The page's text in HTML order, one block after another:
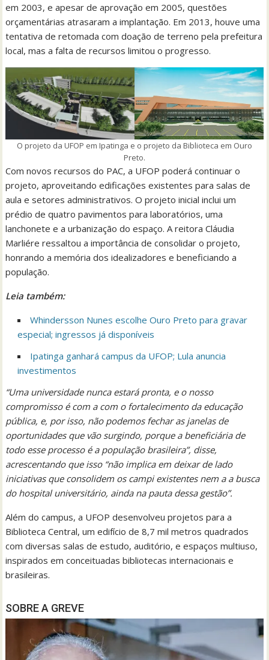
em 2003, e apesar de aprovação em 2005, questões
orçamentárias atrasaram a implantação. Em 2013, houve uma
tentativa de retomada com doação de terreno pela prefeitura
local, mas a falta de recursos limitou o progresso.
O projeto da UFOP em Ipatinga e o projeto da Biblioteca em Ouro
Preto.
Com novos recursos do PAC, a UFOP poderá continuar o
projeto, aproveitando edificações existentes para salas de
aula e setores administrativos. O projeto inicial inclui um
prédio de quatro pavimentos para laboratórios, uma
lanchonete e a urbanização do espaço. A reitora Cláudia
Marliére ressaltou a importância de consolidar o projeto,
honrando a memória dos idealizadores e beneficiando a
população.
Leia também:
Whindersson Nunes escolhe Ouro Preto para gravar
especial; ingressos já disponíveis
Ipatinga ganhará campus da UFOP; Lula anuncia
investimentos
“Uma universidade nunca estará pronta, e o nosso
compromisso é com a com o fortalecimento da educação
pública, e, por isso, não podemos fechar as janelas de
oportunidades que vão surgindo, porque a beneficiária de
todo esse processo é a população brasileira”, disse,
acrescentando que isso “não implica em deixar de lado
iniciativas que consolidem os campi existentes nem a a busca
do hospital universitário, ainda na pauta dessa gestão”.
Além do campus, a UFOP desenvolveu projetos para a
Biblioteca Central, um edifício de 8,7 mil metros quadrados
com diversas salas de estudo, auditório, e espaços multiuso,
inspirados em conceituadas bibliotecas internacionais e
brasileiras.
SOBRE A GREVE